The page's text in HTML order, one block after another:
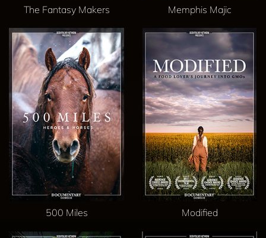
The Fantasy Makers Memphis Majic
500 Miles Modified